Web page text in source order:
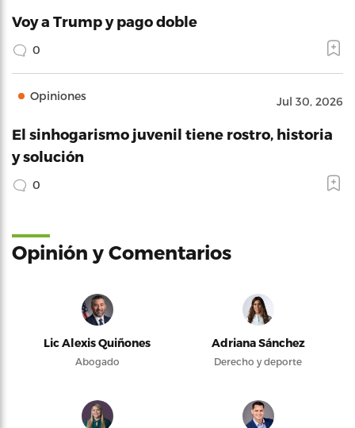
Voy a Trump y pago doble
0
Opiniones Jul 30, 2026
El sinhogarismo juvenil tiene rostro, historia
y solución
0
Opinión y Comentarios
Lic Alexis Quiñones
Abogado
Adriana Sánchez
Derecho y deporte